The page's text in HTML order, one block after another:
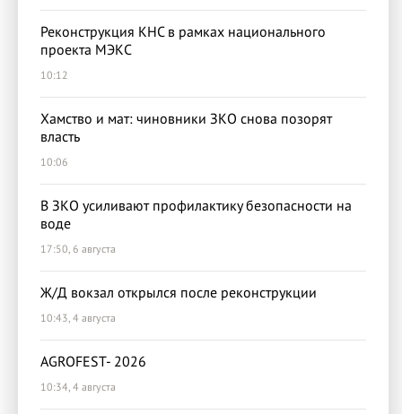
Реконструкция КНС в рамках национального
проекта МЭКС
10:12
Хамство и мат: чиновники ЗКО снова позорят
власть
10:06
В ЗКО усиливают профилактику безопасности на
воде
17:50, 6 августа
Ж/Д вокзал открылся после реконструкции
10:43, 4 августа
AGROFEST- 2026
10:34, 4 августа